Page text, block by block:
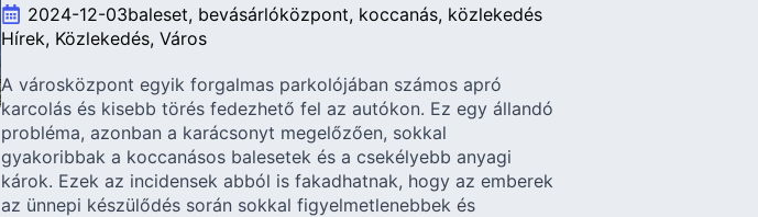
2024-12-03baleset bevásárlóközpont koccanás közlekedés
Hírek Közlekedés Város
A városközpont egyik forgalmas parkolójában számos apró
karcolás és kisebb törés fedezhető fel az autókon. Ez egy állandó
probléma, azonban a karácsonyt megelőzően, sokkal
gyakoribbak a koccanásos balesetek és a csekélyebb anyagi
károk. Ezek az incidensek abból is fakadhatnak, hogy az emberek
az ünnepi készülődés során sokkal figyelmetlenebbek és